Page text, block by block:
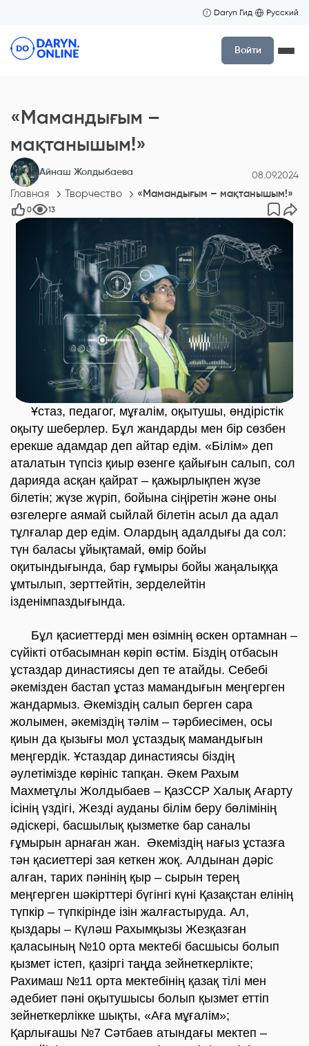
Daryn Гид Русский
Войти
«Мамандығым –
мақтанышым!»
Айнаш Жолдыбаева 08.09.2024
Главная Творчество «Мамандығым – мақтанышым!»
0 13
Ұстаз, педагог, мұғалім, оқытушы, өндірістік
оқыту шеберлер. Бұл жандарды мен бір сөзбен
ерекше адамдар деп айтар едім. «Білім» деп
аталатын түпсіз қиыр өзенге қайығын салып, сол
дарияда асқан қайрат – қажырлықпен жүзе
білетін; жүзе жүріп, бойына сіңіретін және оны
өзгелерге аямай сыйлай білетін асыл да адал
тұлғалар дер едім. Олардың адалдығы да сол:
түн баласы ұйықтамай, өмір бойы
оқитындығында, бар ғұмыры бойы жаңалыққа
ұмтылып, зерттейтін, зерделейтін
ізденімпаздығында.
Бұл қасиеттерді мен өзімнің өскен ортамнан –
сүйікті отбасымнан көріп өстім. Біздің отбасын
ұстаздар династиясы деп те атайды. Себебі
әкемізден бастап ұстаз мамандығын меңгерген
жандармыз. Әкеміздің салып берген сара
жолымен, әкеміздің тәлім – тәрбиесімен, осы
қиын да қызығы мол ұстаздық мамандығын
меңгердік. Ұстаздар династиясы біздің
әулетімізде көрініс тапқан. Әкем Рахым
Махметұлы Жолдыбаев – ҚазССР Халық Ағарту
ісінің үздігі, Жезді ауданы білім беру бөлімінің
әдіскері, басшылық қызметке бар саналы
ғұмырын арнаған жан. Әкеміздің нағыз ұстазға
тән қасиеттері зая кеткен жоқ. Алдынан дәріс
алған, тарих пәнінің қыр – сырын терең
меңгерген шәкірттері бүгінгі күні Қазақстан елінің
түпкір – түпкірінде ізін жалғастыруда. Ал,
қыздары – Күләш Рахымқызы Жезқазған
қаласының №10 орта мектебі басшысы болып
қызмет істеп, қазіргі таңда зейнеткерлікте;
Рахимаш №11 орта мектебінің қазақ тілі мен
әдебиет пәні оқытушысы болып қызмет еттіп
зейнеткерлікке шықты, «Аға мұғалім»;
Қарлығашы №7 Сәтбаев атындағы мектеп –